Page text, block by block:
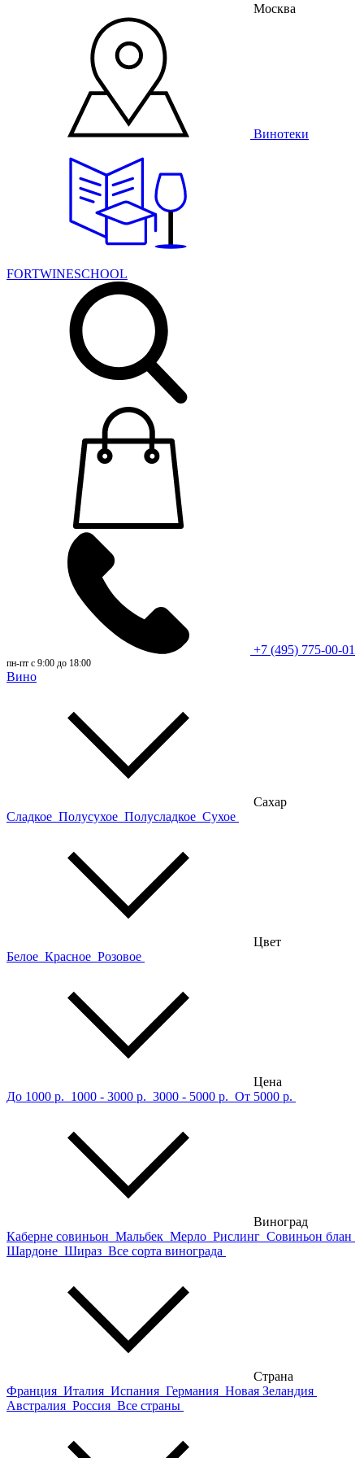
Москва
Винотеки
FORTWINESCHOOL
+7 (495) 775-00-01
пн-пт с 9:00 до 18:00
Вино
Сахар
Сладкое Полусухое Полусладкое Сухое
Цвет
Белое Красное Розовое
Цена
До 1000 р. 1000 - 3000 р. 3000 - 5000 р. От 5000 р.
Виноград
Каберне совиньон Мальбек Мерло Рислинг Совиньон блан
Шардоне Шираз Все сорта винограда
Страна
Франция Италия Испания Германия Новая Зеландия
Австралия Россия Все страны